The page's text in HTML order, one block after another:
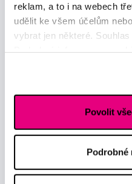
reklam, a to i na webech
udělit ke všem účelům
vybrat jen některé.
Povolit
Podrobné